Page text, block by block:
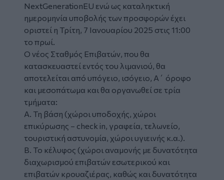
NextGenerationEU ενώ ως καταληκτική
ημερομηνία υποβολής των προσφορών έχει
οριστεί η Τρίτη, 7 Ιανουαρίου 2025 στις 11:00
το πρωί.
Ο νέος Σταθμός Επιβατών, που θα
κατασκευαστεί εντός του λιμανιού, θα
αποτελείται από υπόγειο, ισόγειο, Α΄ όροφο
και μεσοπάτωμα και θα οργανωθεί σε τρία
τμήματα:
Α. Τη βάση (χώροι υποδοχής, χώροι
επικύρωσης – check in, γραφεία, τελωνείο,
τουριστική αστυνομία, χώροι υγιεινής κ.α.).
Β. Το κέλυφος (χώροι αναμονής με δυνατότητα
διαχωρισμού επιβατών εσωτερικού και
επιβατών κρουαζιέρας, καθώς και δυνατότητα